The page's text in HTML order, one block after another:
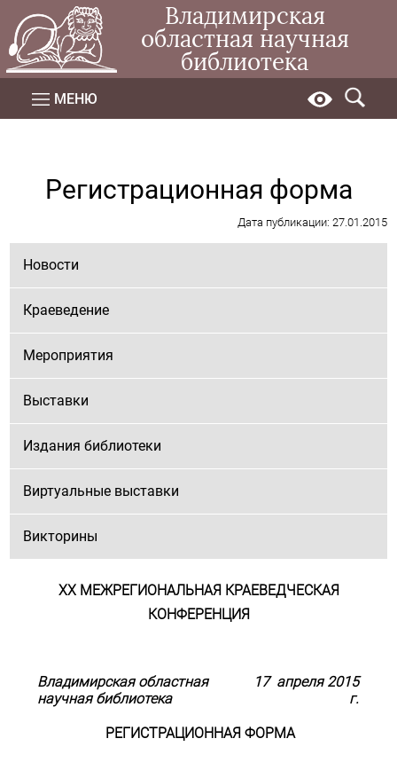
Владимирская
областная научная
библиотека
МЕНЮ
Регистрационная форма
Дата публикации: 27.01.2015
Новости
Краеведение
Мероприятия
Выставки
Издания библиотеки
Виртуальные выставки
Викторины
XXМЕЖРЕГИОНАЛЬНАЯ КРАЕВЕДЧЕСКАЯ
КОНФЕРЕНЦИЯ
Владимирская областная
научная библиотека
17 апреля 2015
г.
РЕГИСТРАЦИОННАЯ ФОРМА